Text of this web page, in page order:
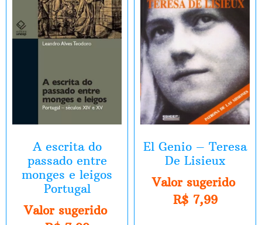
A escrita do
passado entre
monges e leigos
Portugal
Valor sugerido
El Genio – Teresa
De Lisieux
Valor sugerido
R$7,99